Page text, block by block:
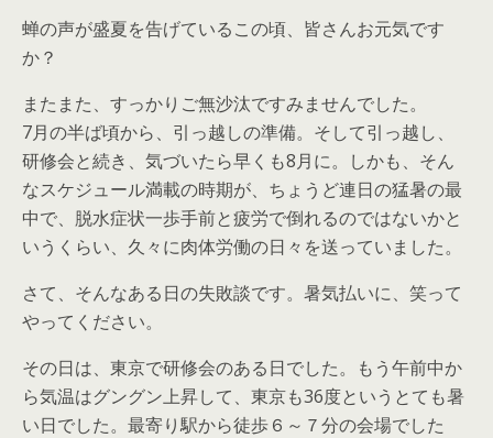
蝉の声が盛夏を告げているこの頃、皆さんお元気です
か？
またまた、すっかりご無沙汰ですみませんでした。
7月の半ば頃から、引っ越しの準備。そして引っ越し、
研修会と続き、気づいたら早くも8月に。しかも、そん
なスケジュール満載の時期が、ちょうど連日の猛暑の最
中で、脱水症状一歩手前と疲労で倒れるのではないかと
いうくらい、久々に肉体労働の日々を送っていました。
さて、そんなある日の失敗談です。暑気払いに、笑って
やってください。
その日は、東京で研修会のある日でした。もう午前中か
ら気温はグングン上昇して、東京も36度というとても暑
い日でした。最寄り駅から徒歩６～７分の会場でした